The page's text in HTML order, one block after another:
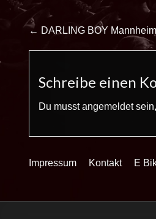
Beitrags-
Navigation
← DARLING BOY Mannheim
Schreibe einen
Du musstangemeldet
Impressum Kontakt E